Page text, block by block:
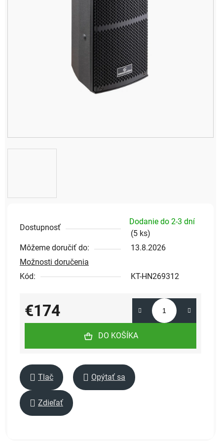
Dostupnosť
Dodanie do 2-3 dní
(5 ks)
Môžeme doručiť do:
13.8.2026
Možnosti doručenia
Kód:
KT-HN269312
€174
Jednotková cena:
DO KOŠÍKA
Tlač Opýtať sa
Zdieľať